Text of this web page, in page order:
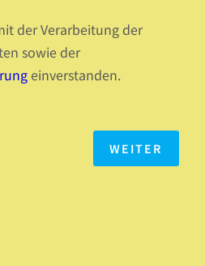
der Verarbeitung der
sowie der
einverstanden.